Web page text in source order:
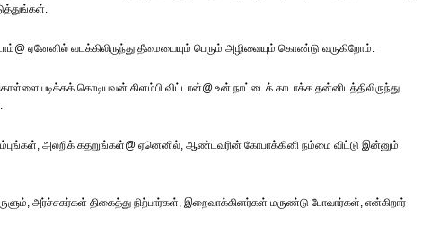
ஏனேனில் வடக்கிலிருந்து தீமையையும் பெரும் அழிவையும் கொண்டு வருகிறோம்.
கொடியவன் கிளம்பி விட்டான்@ உன் நாட்டைக் காடாக்க தன்னிடத்திலிருந்து
அலறிக் கதறுங்கள்@ ஏனெனில், ஆண்டவரின் கோபாக்கினி நம்மை விட்டு இன்னும்
அர்ச்சகர்கள் திகைத்து நிற்பார்கள், இறைவாக்கினர்கள் மருண்டு போவார்கள், என்கிறார்